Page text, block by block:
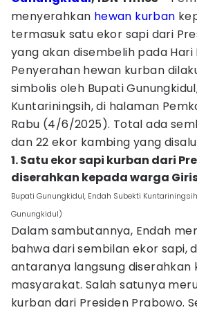
menyerahkan hewan kurban
termasuk satu ekor sapi dari
yang akan disembelih pada Hari
Penyerahan hewan kurban
simbolis oleh Bupati
Kuntariningsih, di halaman
Rabu (4/6/2025). Total ada
dan 22 ekor kambing yang
1. Satu ekor sapi kurban dari
diserahkan kepada warga
Bupati Gunungkidul, Endah Subekti
Gunungkidul)
Dalam sambutannya, Endah
bahwa dari sembilan ekor sapi,
antaranya langsung diserahkan
masyarakat. Salah satunya
kurban dari Presiden Prabowo.